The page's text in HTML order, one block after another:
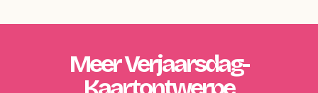
Meer Verjaarsdag-